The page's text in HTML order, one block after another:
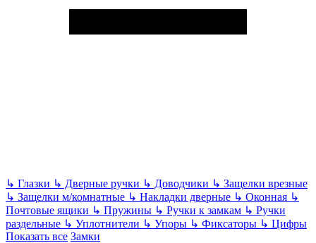
↳ Глазки ↳ Дверные ручки ↳ Доводчики ↳ Защелки врезные
↳ Защелки м/комнатные ↳ Накладки дверные ↳ Оконная ↳
Почтовые ящики ↳ Пружины ↳ Ручки к замкам ↳ Ручки
раздельные ↳ Уплотнители ↳ Упоры ↳ Фиксаторы ↳ Цифры
Показать все Замки